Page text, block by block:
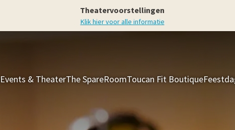
Theatervoorstellingen
Klik hier voor alle informatie
Events & TheaterThe SpareRoomToucan Fit Boutique